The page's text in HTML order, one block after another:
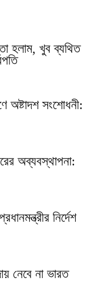
হলাম, খুব ব্যথিত
অষ্টাদশ সংশোধনী:
অব্যবস্থাপনা:
নির্দেশ
নেবে না ভারত